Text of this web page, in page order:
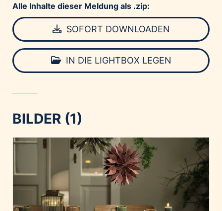
Alle Inhalte dieser Meldung als .zip:
SOFORT DOWNLOADEN
IN DIE LIGHTBOX LEGEN
BILDER (1)